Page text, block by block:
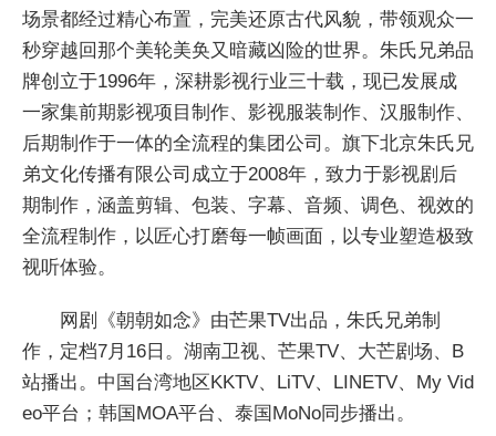
场景都经过精心布置，完美还原古代风貌，带领观众一
秒穿越回那个美轮美奂又暗藏凶险的世界。朱氏兄弟品
牌创立于1996年，深耕影视行业三十载，现已发展成
一家集前期影视项目制作、影视服装制作、汉服制作、
后期制作于一体的全流程的集团公司。旗下北京朱氏兄
弟文化传播有限公司成立于2008年，致力于影视剧后
期制作，涵盖剪辑、包装、字幕、音频、调色、视效的
全流程制作，以匠心打磨每一帧画面，以专业塑造极致
视听体验。
网剧《朝朝如念》由芒果TV出品，朱氏兄弟制
作，定档7月16日。湖南卫视、芒果TV、大芒剧场、B
站播出。中国台湾地区KKTV、LiTV、LINETV、My Vid
eo平台；韩国MOA平台、泰国MoNo同步播出。